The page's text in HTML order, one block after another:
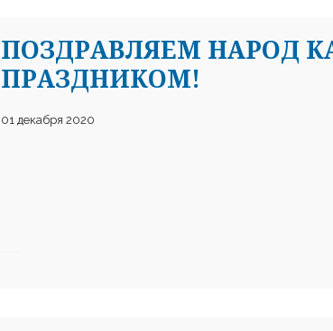
ПОЗДРАВЛЯЕМ НАРОД
ПРАЗДНИКОМ!
01 декабря 2020